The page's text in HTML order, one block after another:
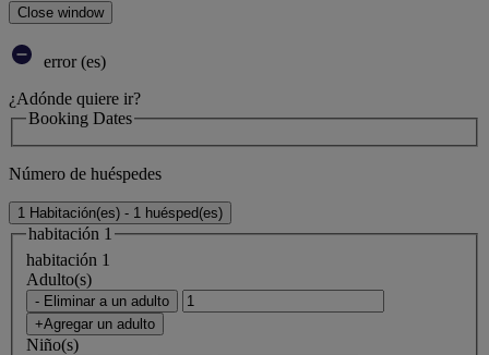
Close window
error (es)
¿Adónde quiere ir?
Booking Dates
Número de huéspedes
1 Habitación(es) - 1 huésped(es)
habitación 1
habitación 1
Adulto(s)
- Eliminar a un adulto
+Agregar un adulto
Niño(s)